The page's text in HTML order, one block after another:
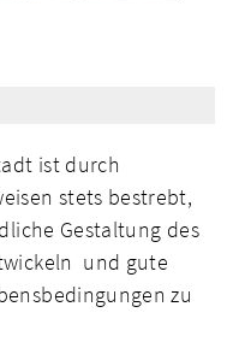
ist durch
stets bestrebt,
Gestaltung des
und gute
zu